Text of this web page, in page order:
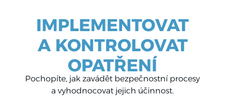
IMPLEMENTOVAT
A KONTROLOVAT
OPATŘENÍ
Pochopíte, jak zavádět bezpečnostní procesy
a vyhodnocovat jejich účinnost.